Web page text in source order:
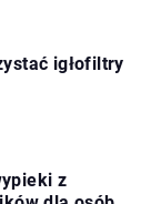
igłofiltry
z